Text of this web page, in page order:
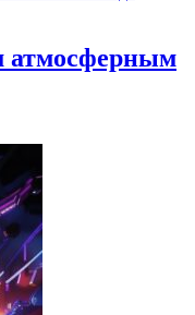
атмосферным